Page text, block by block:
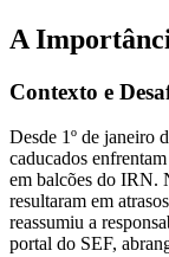
A
Contexto e
Desde 1º de janeiro
caducados
em balcões do IRN.
resultaram em
reassumiu a
portal do SEF,